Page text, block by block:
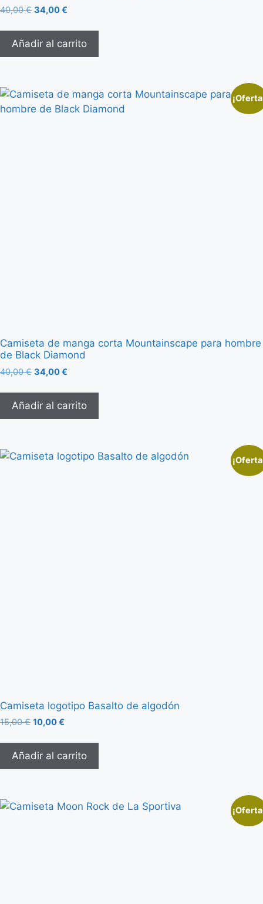
40,00€ 34,00€
Añadir al carrito
Camiseta de manga corta Mountainscape para hombre
de Black Diamond
40,00€ 34,00€
Añadir al carrito
Camiseta logotipo Basalto de algodón
15,00€ 10,00€
Añadir al carrito